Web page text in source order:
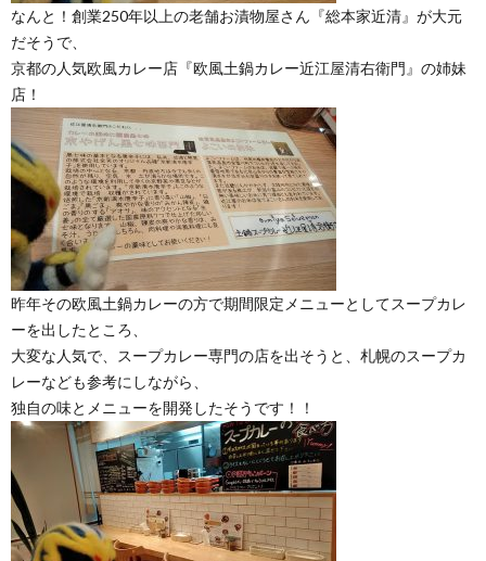
なんと！創業250年以上の老舗お漬物屋さん『総本家近清』が大元
だそうで、
京都の人気欧風カレー店『欧風土鍋カレー近江屋清右衛門』の姉妹
店！
昨年その欧風土鍋カレーの方で期間限定メニューとしてスープカレ
ーを出したところ、
大変な人気で、スープカレー専門の店を出そうと、札幌のスープカ
レーなども参考にしながら、
独自の味とメニューを開発したそうです！！